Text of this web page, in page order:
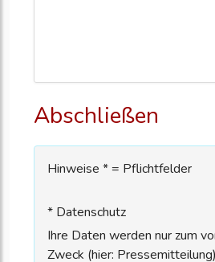
Abschließen
Hinweise * = Pflichtfelder
* Datenschutz
Ihre Daten werden nur zum
Zweck (hier: